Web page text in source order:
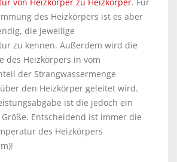
des Heizkörpers ist es aber
die jeweilige
zu kennen. Außerdem wird die
des Heizkörpers in vom
der Strangwassermenge
den Heizkörper geleitet wird.
ist die jedoch ein
Entscheidend ist immer die
des Heizkörpers